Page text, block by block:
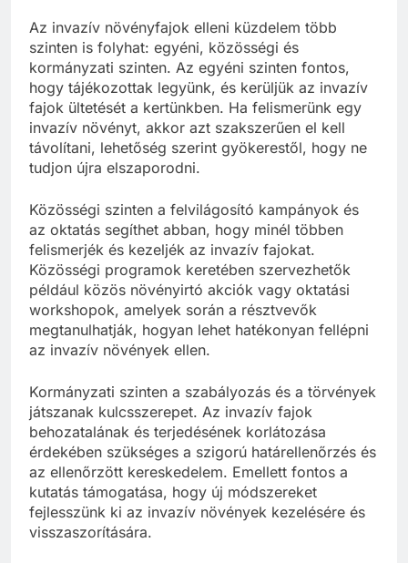
Az invazív növényfajok elleni küzdelem több
szinten is folyhat: egyéni, közösségi és
kormányzati szinten. Az egyéni szinten fontos,
hogy tájékozottak legyünk, és kerüljük az invazív
fajok ültetését a kertünkben. Ha felismerünk egy
invazív növényt, akkor azt szakszerűen el kell
távolítani, lehetőség szerint gyökerestől, hogy ne
tudjon újra elszaporodni.
Közösségi szinten a felvilágosító kampányok és
az oktatás segíthet abban, hogy minél többen
felismerjék és kezeljék az invazív fajokat.
Közösségi programok keretében szervezhetők
például közös növényirtó akciók vagy oktatási
workshopok, amelyek során a résztvevők
megtanulhatják, hogyan lehet hatékonyan fellépni
az invazív növények ellen.
Kormányzati szinten a szabályozás és a törvények
játszanak kulcsszerepet. Az invazív fajok
behozatalának és terjedésének korlátozása
érdekében szükséges a szigorú határellenőrzés és
az ellenőrzött kereskedelem. Emellett fontos a
kutatás támogatása, hogy új módszereket
fejlesszünk ki az invazív növények kezelésére és
visszaszorítására.